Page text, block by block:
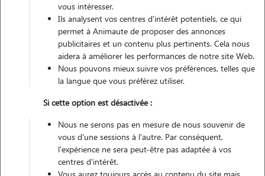
Contacter
L'envoi d'une demande est sans engagement
Motivation
Bonjour, disposant d une maison avec petit jardin et un parc en face
je me dis que c est idéale pour la garde d'animaux. Ceux ci pourront à
la fois profiter de la maison et pouvoir soit sortir dans un espace de
vous intéresser.
Ils analysent vos centres d'intérêt potentiels, ce qui
permet à Animaute de proposer des annonces
publicitaires et un contenu plus pertinents. Cela nous
aidera à améliorer les performances de notre site Web.
Nous pouvons mieux suivre vos préférences, telles que
la langue que vous préférez utiliser.
Si cette option est désactivée :
Nous ne serons pas en mesure de nous souvenir de
vous d'une sessions à l'autre. Par conséquent,
l'expérience ne sera peut-être pas adaptée à vos
centres d'intérêt.